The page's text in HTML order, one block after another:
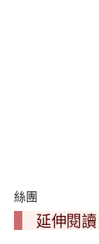
絲團
延伸閱讀